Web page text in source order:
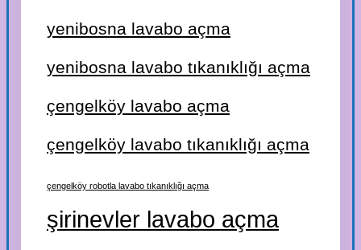
yenibosna lavabo açma
yenibosna lavabo tıkanıklığı açma
çengelköy lavabo açma
çengelköy lavabo tıkanıklığı açma
çengelköy robotla lavabo tıkanıklığı açma
şirinevler lavabo açma